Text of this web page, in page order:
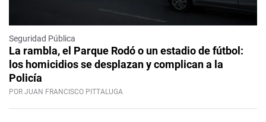
Seguridad Pública
La rambla, el Parque Rodó o un estadio de fútbol:
los homicidios se desplazan y complican a la
Policía
POR JUAN FRANCISCO PITTALUGA